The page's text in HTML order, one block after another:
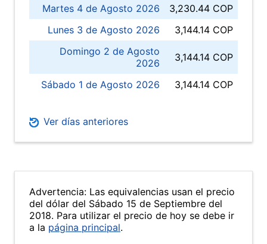
Martes 4 de Agosto 2026
3,230.44 COP
Lunes 3 de Agosto 2026
3,144.14 COP
Domingo 2 de Agosto
2026
3,144.14 COP
Sábado 1 de Agosto 2026 3,144.14 COP
Ver días anteriores
Advertencia: Las equivalencias usan el precio
del dólar del Sábado 15 de Septiembre del
2018. Para utilizar el precio de hoy se debe ir
a la página principal.